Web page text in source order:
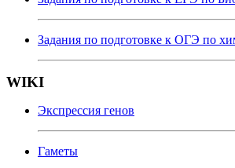
Задания по подготовке к ОГЭ по
WIKI
Экспрессия генов
Гаметы